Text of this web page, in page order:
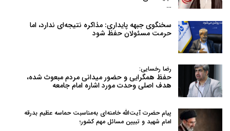
…
سخنگوی جبهه پایداری: مذاکره نتیجه‌ای ندارد، اما
حرمت مسئولان حفظ شود
رضا رخسایی:
حفظ همگرایی و حضور میدانی مردم مبعوث شده،
هدف اصلی وحدت مورد اشاره امام جامعه
پیام حضرت آیت‌الله خامنه‌ای به‌مناسبت حماسه عظیم بدرقه
امام شهید و تبیین مسائل مهم کشور؛